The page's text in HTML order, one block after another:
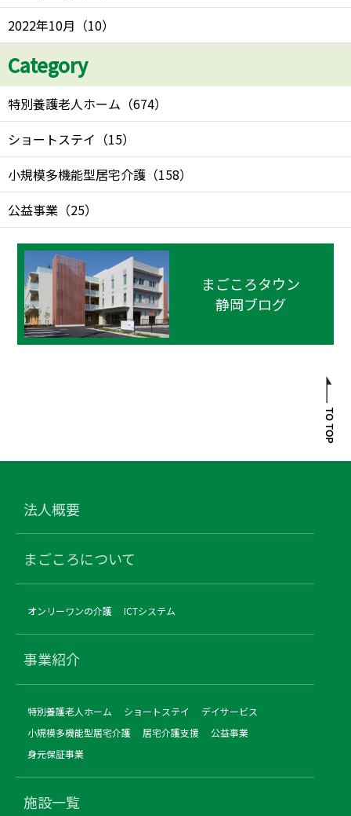
2022年10月 （10）
Category
特別養護老人ホーム （674）
ショートステイ （15）
小規模多機能型居宅介護 （158）
公益事業 （25）
まごころタウン
静岡ブログ
法人概要
まごころについて
オンリーワンの介護 ICTシステム
事業紹介
特別養護老人ホーム ショートステイ
デイサービス
小規模多機能型居宅介護
居宅介護支援
公益事業
身元保証事業
施設一覧